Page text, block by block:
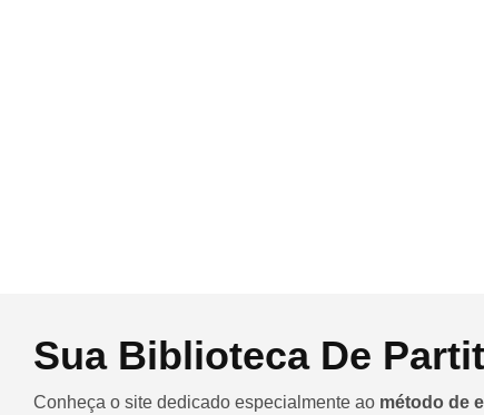
Sua Biblioteca De
Conheça o site dedicado especialmente ao método de